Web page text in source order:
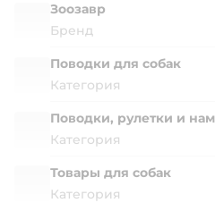
Зоозавр
Бренд
Поводки для собак
Категория
Поводки, рулетки и
Категория
Товары для собак
Категория